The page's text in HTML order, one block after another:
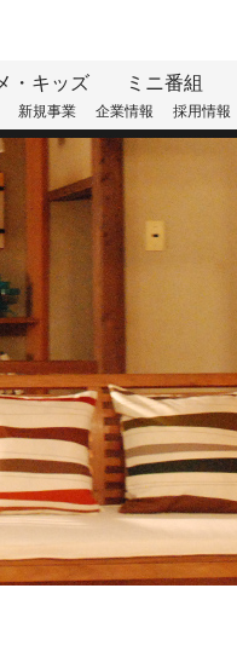
・キッズ ミニ番組
新規事業 企業情報 採用情報